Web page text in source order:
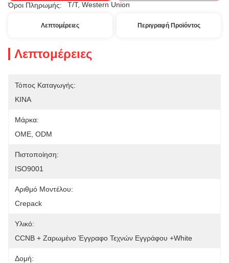
Όροι Πληρωμής: T/T, Western Union
Λεπτομέρειες Περιγραφή Προϊόντος
Λεπτομέρειες
Τόπος Καταγωγής:
ΚΙΝΑ
Μάρκα:
OME, ODM
Πιστοποίηση:
ISO9001
Αριθμό Μοντέλου:
Crepack
Υλικό:
CCNB + Ζαρωμένο Έγγραφο Τεχνών Εγγράφου +white
Δομή: